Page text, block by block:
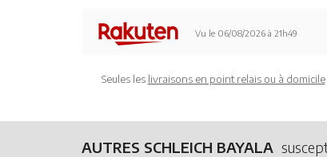
Vu le 06/08/2026 à 21h49
Seules les livraisons en point relais ou à domicile
AUTRES SCHLEICH BAYALA